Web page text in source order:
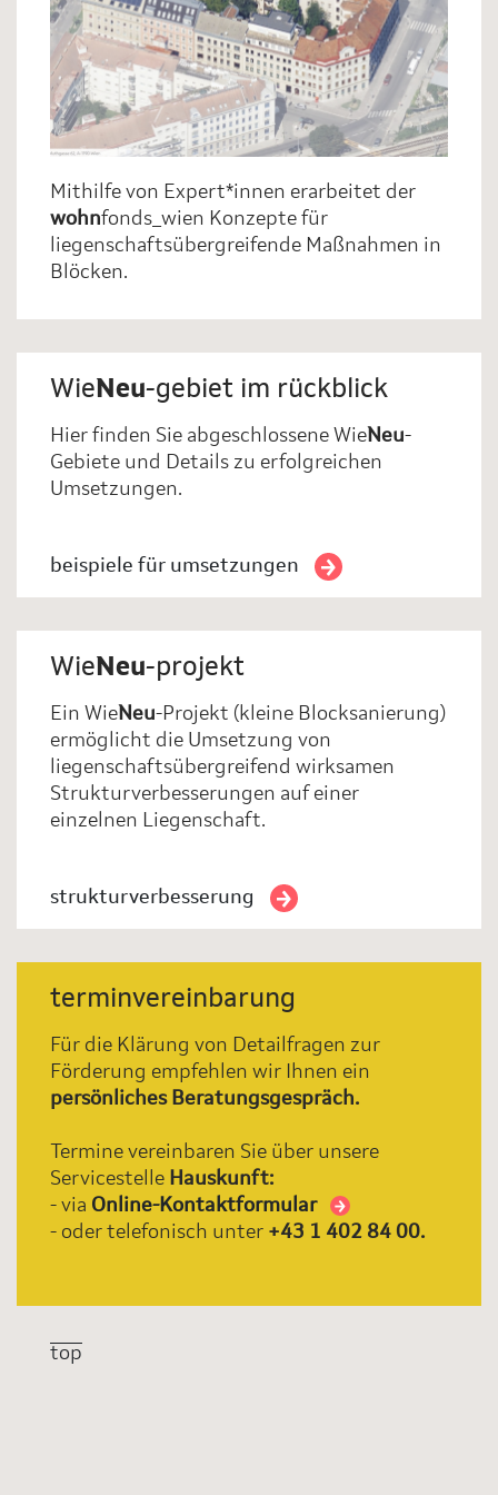
Mithilfe von Expert*innen erarbeitet der
wohnfonds_wien Konzepte für
liegenschaftsübergreifende Maßnahmen in
Blöcken.
Wie Neu-gebiet im rückblick
Hier finden Sie abgeschlossene Wie Neu-
Gebiete und Details zu erfolgreichen
Umsetzungen.
beispiele für umsetzungen
Wie Neu-projekt
Ein Wie Neu-Projekt (kleine Blocksanierung)
ermöglicht die Umsetzung von
liegenschaftsübergreifend wirksamen
Strukturverbesserungen auf einer
einzelnen Liegenschaft.
strukturverbesserung
terminvereinbarung
Für die Klärung von Detailfragen zur
Förderung empfehlen wir Ihnen ein
persönliches Beratungsgespräch.
Termine vereinbaren Sie über unsere
Servicestelle Hauskunft:
- via Online-Kontaktformular
- oder telefonisch unter +43 1 402 84 00.
top